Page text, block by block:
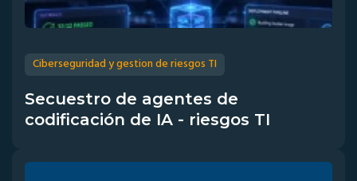
Ciberseguridad y gestion de riesgos TI
Secuestro de agentes de
codificación de IA - riesgos TI